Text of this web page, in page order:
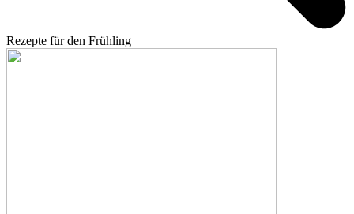
Rezepte für den Frühling